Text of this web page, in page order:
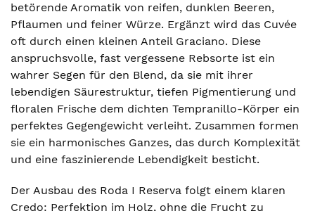
betörende Aromatik von reifen, dunklen Beeren,
Pflaumen und feiner Würze. Ergänzt wird das Cuvée
oft durch einen kleinen Anteil Graciano. Diese
anspruchsvolle, fast vergessene Rebsorte ist ein
wahrer Segen für den Blend, da sie mit ihrer
lebendigen Säurestruktur, tiefen Pigmentierung und
floralen Frische dem dichten Tempranillo-Körper ein
perfektes Gegengewicht verleiht. Zusammen formen
sie ein harmonisches Ganzes, das durch Komplexität
und eine faszinierende Lebendigkeit besticht.
Der Ausbau des Roda I Reserva folgt einem klaren
Credo: Perfektion im Holz, ohne die Frucht zu